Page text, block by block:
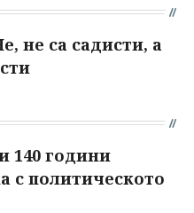
не са садисти, а
140 години
с политическото